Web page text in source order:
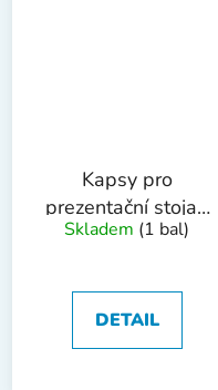
Kapsy pro
prezentační stojan
Q-Connect A4, mix
Skladem (1 bal)
DETAIL